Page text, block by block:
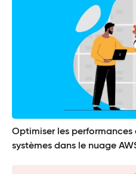
Optimiser les performances
systèmes dans le nuage